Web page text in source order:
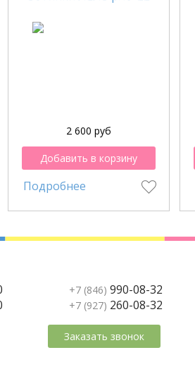
2 600 руб
Добавить в корзину
Подробнее
+7 (846) 990-08-32
+7 (927) 260-08-32
Заказать звонок